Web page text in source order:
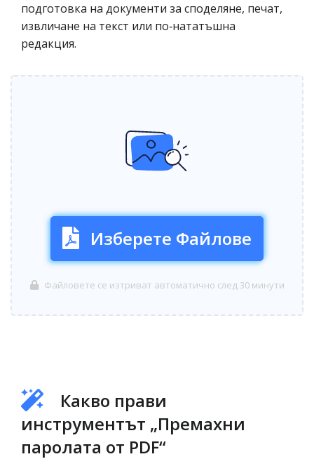
подготовка на документи за споделяне, печат,
извличане на текст или по‑нататъшна
редакция.
Изберете Файлове
Файловете се изтриват автоматично след 30 минути
Какво прави
инструментът „Премахни
паролата от PDF“